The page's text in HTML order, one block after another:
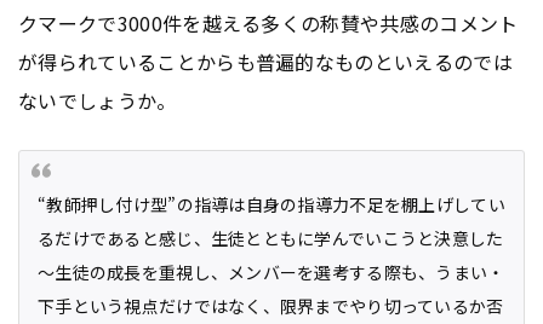
クマークで3000件を越える多くの称賛や共感のコメント
が得られていることからも普遍的なものといえるのでは
ないでしょうか。
“教師押し付け型”の指導は自身の指導力不足を棚上げしてい
るだけであると感じ、生徒とともに学んでいこうと決意した
～生徒の成長を重視し、メンバーを選考する際も、うまい・
下手という視点だけではなく、限界までやり切っているか否